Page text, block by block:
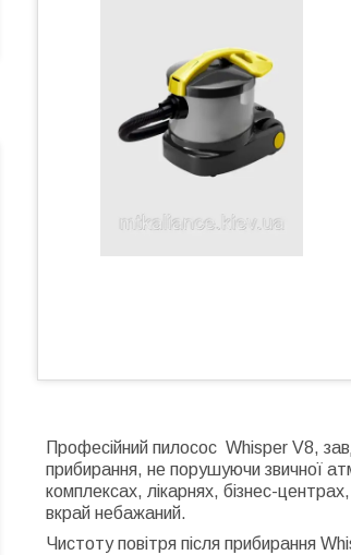
Професійний пилосос Whisper V8,
прибирання, не порушуючи звичної
комплексах, лікарнях, бізнес-
вкрай небажаний.
Чистоту повітря після прибирання